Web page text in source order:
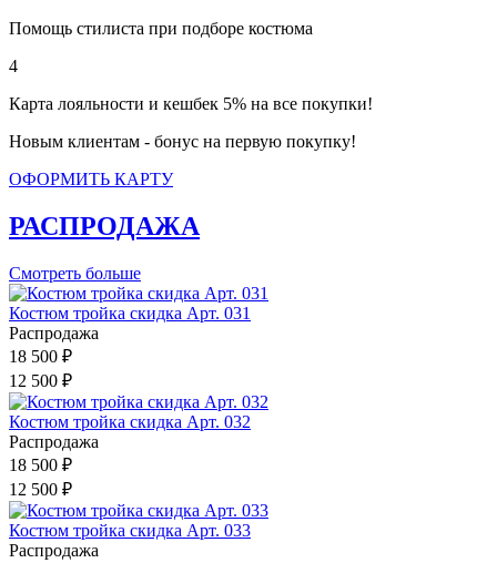
Помощь стилиста при подборе костюма
4
Карта лояльности и кешбек 5% на все покупки!
Новым клиентам - бонус на первую покупку!
ОФОРМИТЬ КАРТУ
РАСПРОДАЖА
Смотреть больше
Костюм тройка скидка Арт. 031
Распродажа
18 500 ₽
12 500 ₽
Костюм тройка скидка Арт. 032
Распродажа
18 500 ₽
12 500 ₽
Костюм тройка скидка Арт. 033
Распродажа